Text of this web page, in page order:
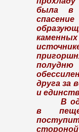
была в
друга за
и
В
в